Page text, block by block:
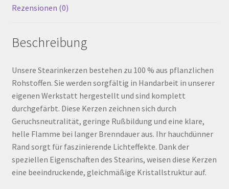
Rezensionen (0)
Beschreibung
Unsere Stearinkerzen bestehen zu 100 % aus pflanzlichen
Rohstoffen. Sie werden sorgfältig in Handarbeit in unserer
eigenen Werkstatt hergestellt und sind komplett
durchgefärbt. Diese Kerzen zeichnen sich durch
Geruchsneutralität, geringe Rußbildung und eine klare,
helle Flamme bei langer Brenndauer aus. Ihr hauchdünner
Rand sorgt für faszinierende Lichteffekte. Dank der
speziellen Eigenschaften des Stearins, weisen diese Kerzen
eine beeindruckende, gleichmäßige Kristallstruktur auf.